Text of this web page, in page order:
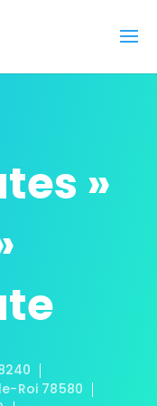
»
Roi 78580